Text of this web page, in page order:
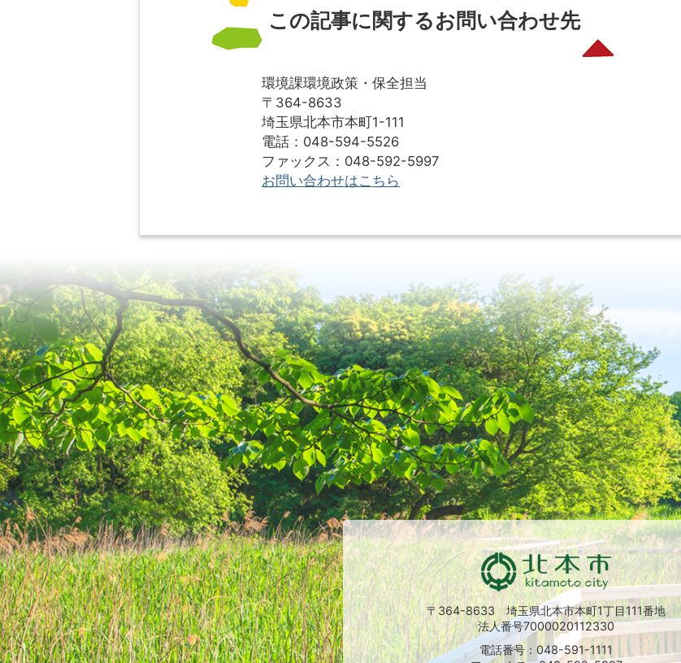
この記事に関するお問い合わせ先
環境課環境政策・保全担当
〒364-8633
埼玉県北本市本町1-111
電話：048-594-5526
ファックス：048-592-5997
お問い合わせはこちら
〒364-8633 埼玉県北本市本町1丁目111番地
法人番号7000020112330
電話番号：048-591-1111